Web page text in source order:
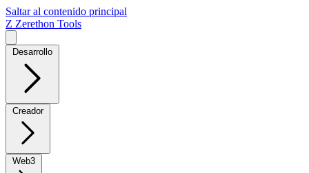
Saltar al contenido principal
Z Zerethon Tools
Desarrollo
Creador
Web3